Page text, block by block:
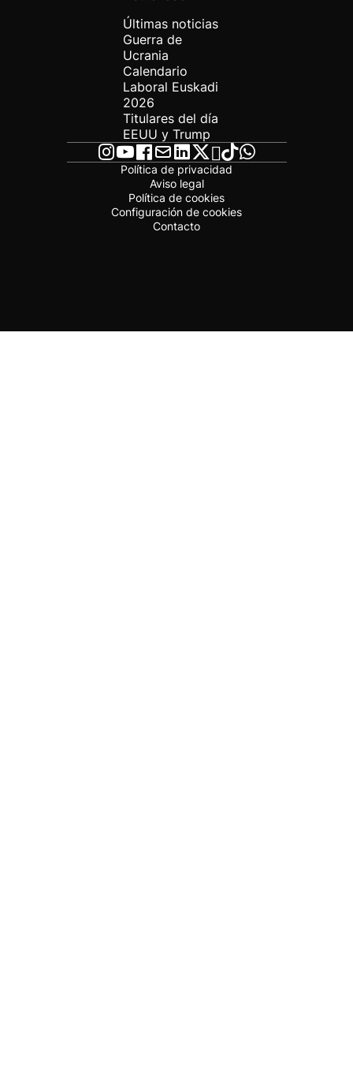
Últimas noticias
Guerra de
Ucrania
Calendario
Laboral Euskadi
2026
Titulares del día
EEUU y Trump
Política de privacidad
Aviso legal
Política de cookies
Configuración de cookies
Contacto